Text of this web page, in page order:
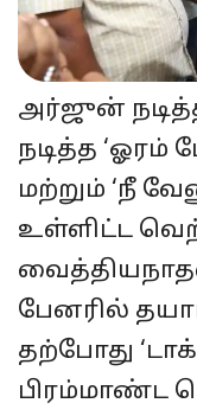
அர்ஜுன்
நடித்த ‘ஓரம்
மற்றும் ‘நீ
உள்ளிட்ட
பேனரில்
தற்போது
பிரம்மாண்ட